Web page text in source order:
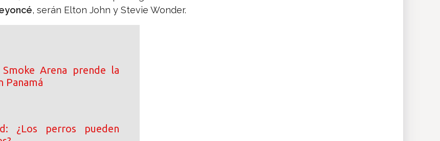
, serán Elton John y Stevie Wonder.
Arena prende la
Panamá
¿Los perros pueden